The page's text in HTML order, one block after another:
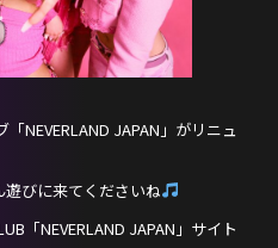
NEVERLAND JAPAN」がリニュ
遊びに来てくださいね
「NEVERLAND JAPAN」サイト
JAPAN